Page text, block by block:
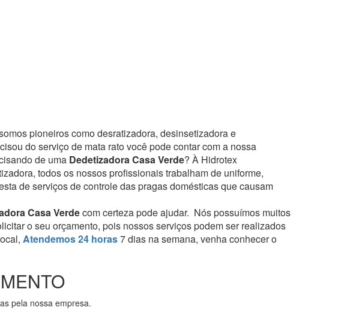
pioneiros como desratizadora, desinsetizadora e
do serviço de mata rato você pode contar com a nossa
de uma Dedetizadora Casa Verde? À Hidrotex
todos os nossos profissionais trabalham de uniforme,
de serviços de controle das pragas domésticas que causam
Casa Verdecom certeza pode ajudar. Nós possuímos muitos
o seu orçamento, pois nossos serviços podem ser realizados
Atendemos 24 horas7 dias na semana, venha conhecer o
pela nossa empresa.